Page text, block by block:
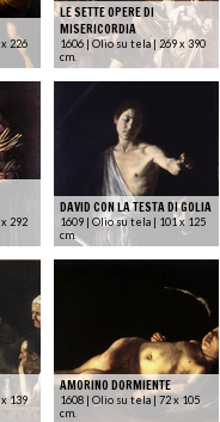
226
LE SETTE OPERE DI
MISERICORDIA
1606 | Olio su tela | 269 x 390
cm.
292
DAVID CON LA TESTA DI GOLIA
1609 | Olio su tela | 101 x 125
cm.
139
AMORINO DORMIENTE
1608 | Olio su tela | 72 x 105
cm.